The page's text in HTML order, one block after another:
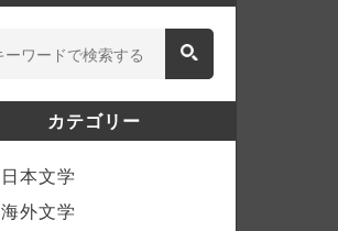
カテゴリー
日本文学
海外文学